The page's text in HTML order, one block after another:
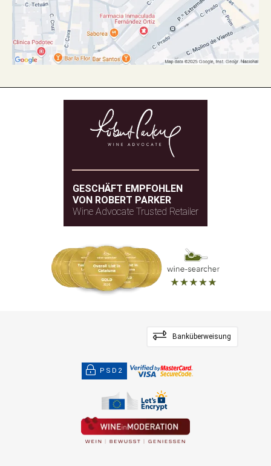
GESCHÄFT EMPFOHLEN
VON ROBERT PARKER
Wine Advocate Trusted Retailer
Banküberweisung
PSD2